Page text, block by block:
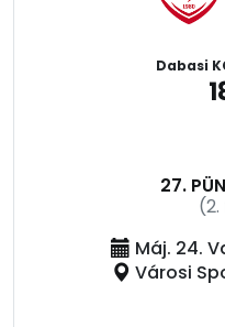
Dabasi
27.
Máj. 24.
Városi